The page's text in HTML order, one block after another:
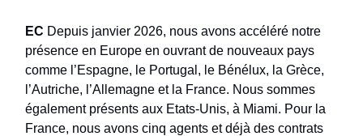
EC Depuis janvier 2026, nous avons accéléré notre
présence en Europe en ouvrant de nouveaux pays
comme l’Espagne, le Portugal, le Bénélux, la Grèce,
l’Autriche, l’Allemagne et la France. Nous sommes
également présents aux Etats-Unis, à Miami. Pour la
France, nous avons cinq agents et déjà des contrats